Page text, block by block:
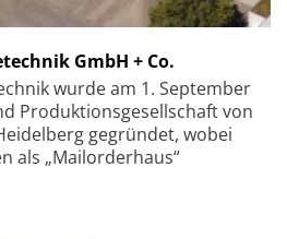
GmbH + Co.
wurde am 1. September
Produktionsgesellschaft von
gegründet, wobei
als „Mailorderhaus“